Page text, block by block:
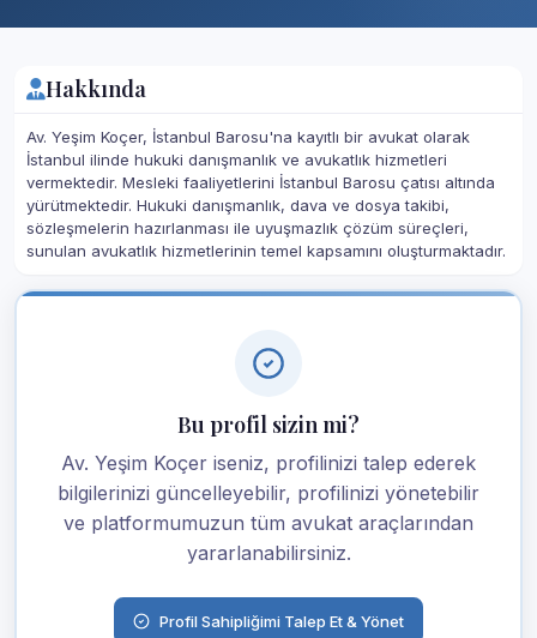
Hakkında
Av. Yeşim Koçer, İstanbul Barosu'na kayıtlı bir avukat olarak
İstanbul ilinde hukuki danışmanlık ve avukatlık hizmetleri
vermektedir. Mesleki faaliyetlerini İstanbul Barosu çatısı altında
yürütmektedir. Hukuki danışmanlık, dava ve dosya takibi,
sözleşmelerin hazırlanması ile uyuşmazlık çözüm süreçleri,
sunulan avukatlık hizmetlerinin temel kapsamını oluşturmaktadır.
Bu profil sizin mi?
Av. Yeşim Koçer iseniz, profilinizi talep ederek
bilgilerinizi güncelleyebilir, profilinizi yönetebilir
ve platformumuzun tüm avukat araçlarından
yararlanabilirsiniz.
Profil Sahipliğimi Talep Et & Yönet